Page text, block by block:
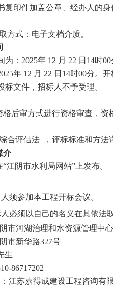
复印件加盖公章、经办人的
方式：电子文档介质。
为： 2025年 12 月 22 日 14时00
年 12 月 22 日 14时00分。开
标文件，招标人不予受理。
后审方式进行资格审查，资
合评估法
，评标标准和方法
介
江阴市水利局网站”上发布。
人须参加本工程开标会议。
人必须以自己的名义在其依法
市河湖治理和水资源管理中心
市新华路327号
生
86717202
江苏嘉得成建设工程咨询有